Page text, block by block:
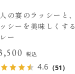
の宴のラッシーと、
シーを美味しくする
ー
税込
4.6 （51）